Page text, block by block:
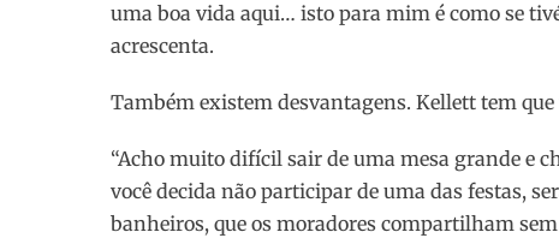
uma boa vida aqui… isto para mim é como se
acrescenta.
Também existem desvantagens. Kellett tem
“Acho muito difícil sair de uma mesa grande e
você decida não participar de uma das festas,
banheiros, que os moradores compartilham